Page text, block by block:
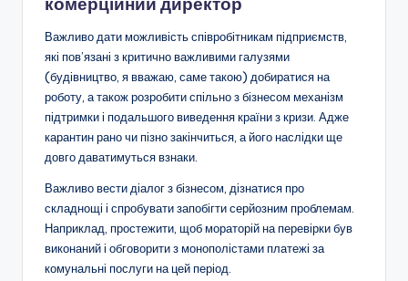
Важливо дати можливість співробітникам підприємств,
які пов’язані з критично важливими галузями
(будівництво, я вважаю, саме такою) добиратися на
роботу, а також розробити спільно з бізнесом механізм
підтримки і подальшого виведення країни з кризи. Адже
карантин рано чи пізно закінчиться, а його наслідки ще
довго даватимуться взнаки.
Важливо вести діалог з бізнесом, дізнатися про
складнощі і спробувати запобігти серйозним проблемам.
Наприклад, простежити, щоб мораторій на перевірки був
виконаний і обговорити з монополістами платежі за
комунальні послуги на цей період.